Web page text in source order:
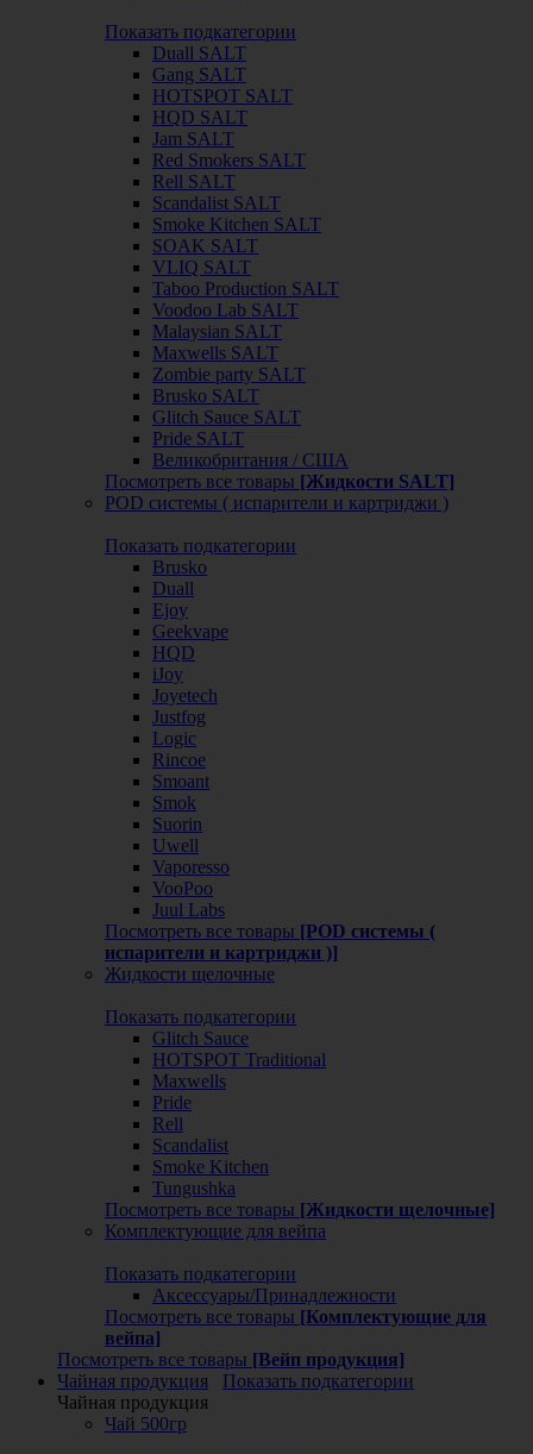
Показать подкатегории
Duall SALT
Gang SALT
HOTSPOT SALT
HQD SALT
Jam SALT
Red Smokers SALT
Rell SALT
Scandalist SALT
Smoke Kitchen SALT
SOAK SALT
VLIQ SALT
Taboo Production SALT
Voodoo Lab SALT
Malaysian SALT
Maxwells SALT
Zombie party SALT
Brusko SALT
Glitch Sauce SALT
Pride SALT
Великобритания / США
Посмотреть все товары [Жидкости SALT]
POD системы ( испарители и картриджи )
Показать подкатегории
Brusko
Duall
Ejoy
Geekvape
HQD
iJoy
Joyetech
Justfog
Logic
Rincoe
Smoant
Smok
Suorin
Uwell
Vaporesso
VooPoo
Juul Labs
Посмотреть все товары [POD системы (
испарители и картриджи )]
Жидкости щелочные
Показать подкатегории
Glitch Sauce
HOTSPOT Traditional
Maxwells
Pride
Rell
Scandalist
Smoke Kitchen
Tungushka
Посмотреть все товары [Жидкости щелочные]
Комплектующие для вейпа
Показать подкатегории
Аксессуары/Принадлежности
Посмотреть все товары [Комплектующие для
вейпа]
Посмотреть все товары [Вейп продукция]
Чайная продукция
Показать подкатегории
Чайная продукция
Чай 500гр